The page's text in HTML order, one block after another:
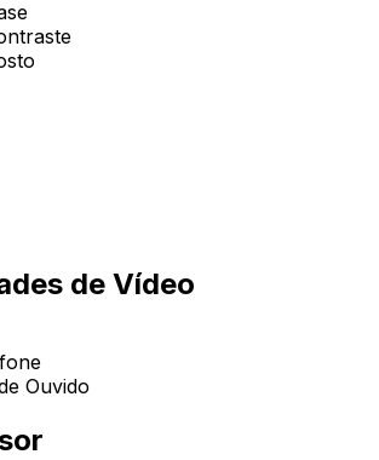
de Vídeo
Ouvido